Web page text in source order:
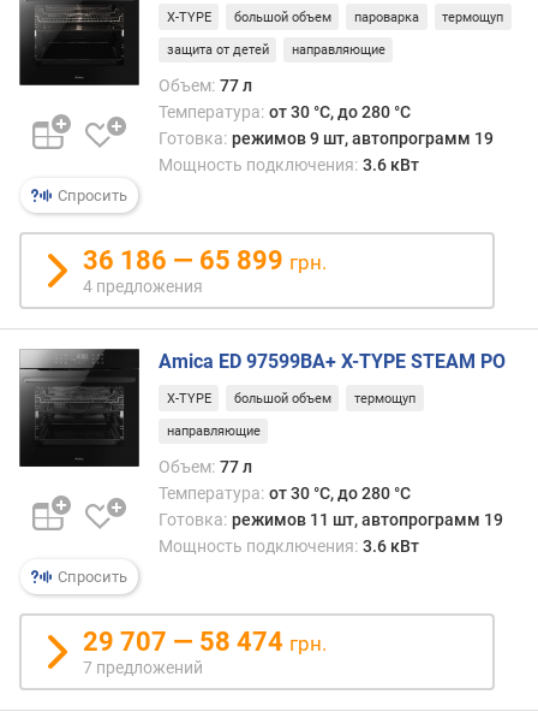
е
д
ж
е
и
й
ъ
е
м
(
)
в
с
о
а
Спросить
X-TYPE большой объем пароварка термощуп
защита от детей направляющие
Объем: 77 л
Температура: от 30 °C, до 280 °C
Готовка: режимов 9 шт, автопрограмм 19
Мощность подключения: 3.6 кВт
36 186 — 65 899 грн.
4 предложения
Спросить
Amica ED 97599BA+ X-TYPE STEAM PO
X-TYPE большой объем термощуп
направляющие
Объем: 77 л
Температура: от 30 °C, до 280 °C
Готовка: режимов 11 шт, автопрограмм 19
Мощность подключения: 3.6 кВт
29 707 — 58 474 грн.
7 предложений